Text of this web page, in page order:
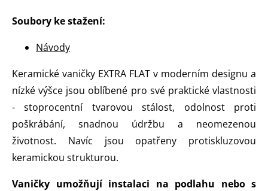
Soubory ke stažení:
Návody
Keramické vaničky EXTRA FLAT v moderním designu a
nízké výšce jsou oblíbené pro své praktické vlastnosti
- stoprocentní tvarovou stálost, odolnost proti
poškrábání, snadnou údržbu a neomezenou
životnost. Navíc jsou opatřeny protiskluzovou
keramickou strukturou.
Vaničky umožňují instalaci na podlahu nebo s